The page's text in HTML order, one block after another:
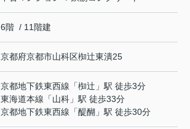
6階 / 11階建
京都府京都市山科区椥辻東潰25
京都地下鉄東西線 「椥辻 」駅 徒歩3分
東海道本線 「山科 」駅 徒歩33分
京都地下鉄東西線 「醍醐 」駅 徒歩30分